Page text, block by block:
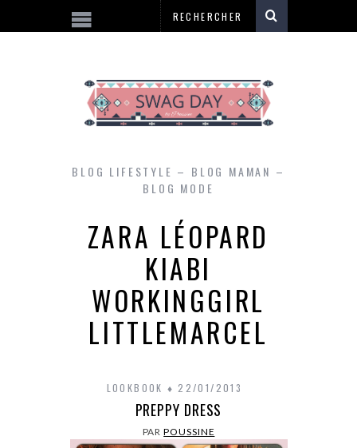
BLOG LIFESTYLE – BLOG MAMAN –
BLOG MODE
ZARA LÉOPARD
KIABI
WORKINGGIRL
LITTLEMARCEL
LOOKBOOK 22/01/2013
PREPPY DRESS
PARPOUSSINE